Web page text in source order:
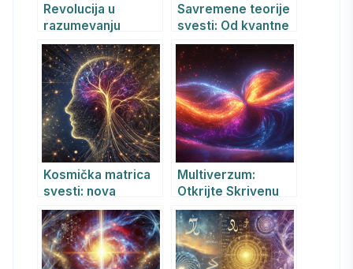
Revolucija u
razumevanju
svesti: od
„uznemirenog
Hilbertovog
prostora“ do
kolaborativnih
metaverzuma
Savremene teorije
svesti: Od kvantne
fizike do veštačke
inteligencije
Kosmička matrica
svesti: nova
perspektiva
interakcije uma i
univerzuma
Multiverzum:
Otkrijte Skrivenu
Stvarnost Kroz
Teoriju Integralnih
Metadimenzija